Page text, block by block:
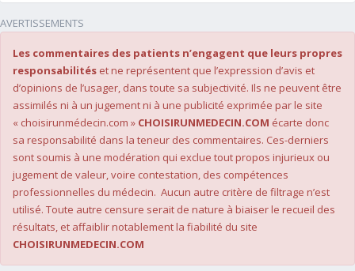
AVERTISSEMENTS
Les commentaires des patients n’engagent que leurs propres
responsabilités et ne représentent que l’expression d’avis et
d’opinions de l’usager, dans toute sa subjectivité. Ils ne peuvent être
assimilés ni à un jugement ni à une publicité exprimée par le site
« choisirunmédecin.com » CHOISIRUNMEDECIN.COM écarte donc
sa responsabilité dans la teneur des commentaires. Ces-derniers
sont soumis à une modération qui exclue tout propos injurieux ou
jugement de valeur, voire contestation, des compétences
professionnelles du médecin. Aucun autre critère de filtrage n’est
utilisé. Toute autre censure serait de nature à biaiser le recueil des
résultats, et affaiblir notablement la fiabilité du site
CHOISIRUNMEDECIN.COM